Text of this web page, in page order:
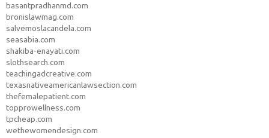
basantpradhanmd.com
bronislawmag.com
salvemoslacandela.com
seasabia.com
shakiba-enayati.com
slothsearch.com
teachingadcreative.com
texasnativeamericanlawsection.com
thefemalepatient.com
topprowellness.com
tpcheap.com
wethewomendesign.com